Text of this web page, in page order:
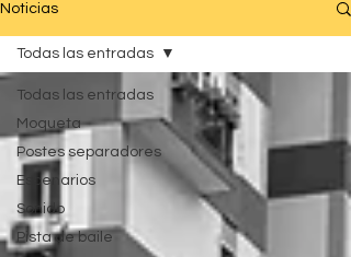
Noticias
Todas las entradas
Moqueta
Postes separadores
Escenarios
Sonido
Pista de baile
Todas las entradas